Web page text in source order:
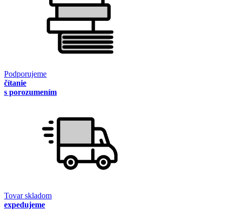
Podporujeme
čítanie
s porozumením
Tovar skladom
expedujeme